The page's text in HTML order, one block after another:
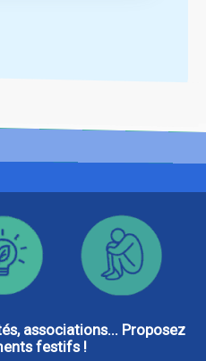
associations... Proposez
festifs !